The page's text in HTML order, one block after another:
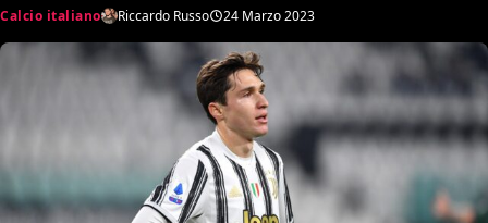
Calcio italiano Riccardo Russo 24 Marzo 2023